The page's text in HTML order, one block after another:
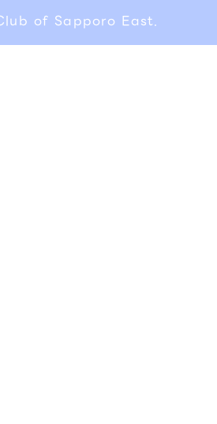
of Sapporo East.